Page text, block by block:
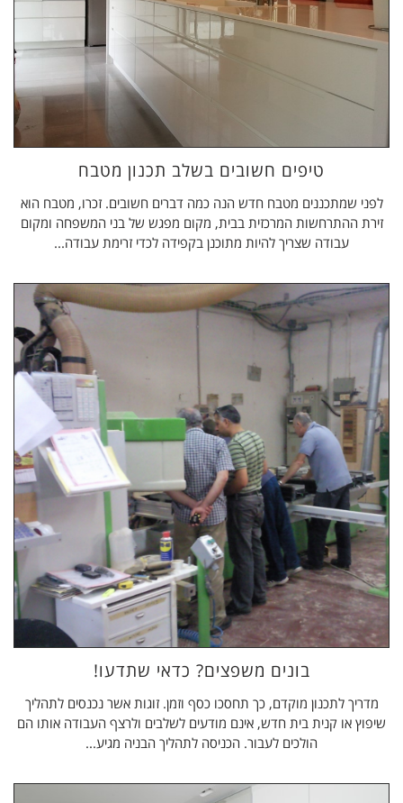
טיפים חשובים בשלב תכנון מטבח
לפני שמתכננים מטבח חדש הנה כמה דברים חשובים. זכרו, מטבח הוא
זירת ההתרחשות המרכזית בבית, מקום מפגש של בני המשפחה ומקום
עבודה שצריך להיות מתוכנן בקפידה לכדי זרימת עבודה...
בונים משפצים? כדאי שתדעו!
מדריך לתכנון מוקדם, כך תחסכו כסף וזמן. זוגות אשר נכנסים לתהליך
שיפוץ או קנית בית חדש, אינם מודעים לשלבים ולרצף העבודה אותו הם
הולכים לעבור. הכניסה לתהליך הבניה מגיע...